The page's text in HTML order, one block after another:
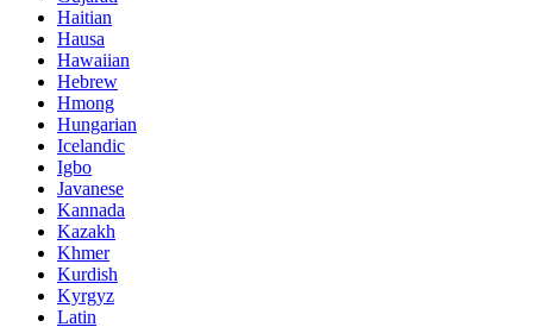
Haitian
Hausa
Hawaiian
Hebrew
Hmong
Hungarian
Icelandic
Igbo
Javanese
Kannada
Kazakh
Khmer
Kurdish
Kyrgyz
Latin